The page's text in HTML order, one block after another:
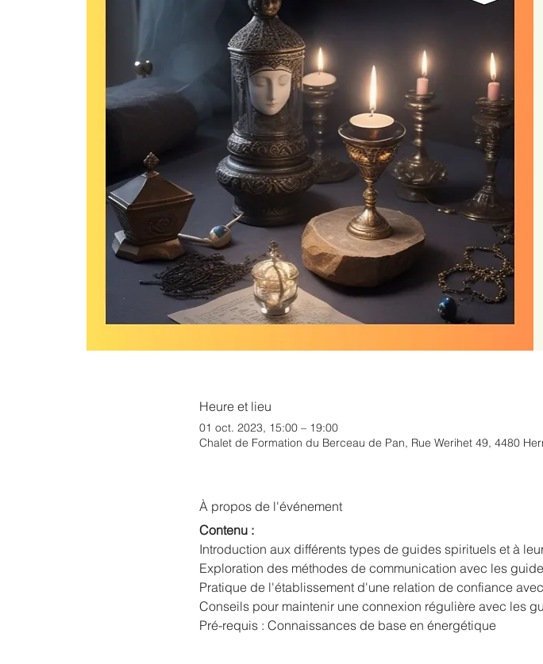
Heure et lieu
01 oct. 2023, 15:00 – 19:00
Chalet de Formation du Berceau de Pan, Rue Werihet 49, 4480
À propos de l'événement
Contenu :
Introduction aux différents types de guides spirituels et à
Exploration des méthodes de communication avec les
Pratique de l'établissement d'une relation de confiance
Conseils pour maintenir une connexion régulière avec les
Pré-requis : Connaissances de base en énergétique